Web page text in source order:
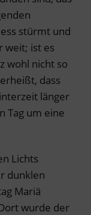
stürmt und
weit; ist es
wohl nicht so
dass
länger
Tag um eine
Lichts
dunklen
Mariä
wurde der